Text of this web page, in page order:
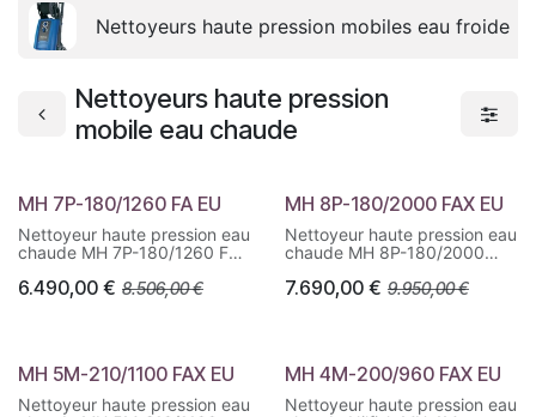
Nettoyeurs haute pression mobiles eau froide
Nettoyeurs haute pression
mobile eau chaude
MH 7P-180/1260 FA EU
Nettoyeur haute pression eau
chaude MH 7P-180/1260 FA
industriel, chaudière
6.490,00 € 8.506,00€
MH 8P-180/2000 FAX EU
Nettoyeur haute pression eau
chaude MH 8P-180/2000
très haut débit pour
7.690,00€ 9.950,00€
MH 5M-210/1100 FAX EU
Nettoyeur haute pression eau
MH 4M-200/960 FAX EU
Nettoyeur haute pression eau